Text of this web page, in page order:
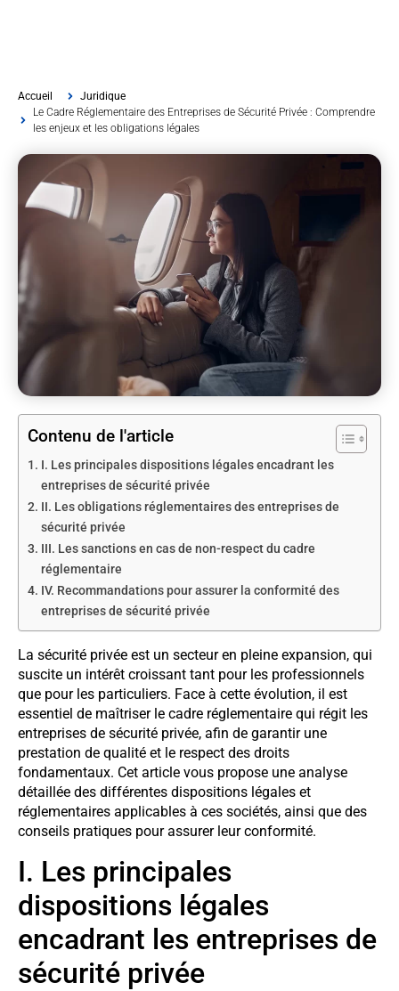
Accueil
Juridique
Le Cadre Réglementaire des Entreprises de Sécurité Privée : Comprendre
les enjeux et les obligations légales
Contenu de l'article
I. Les principales dispositions légales encadrant les
entreprises de sécurité privée
II. Les obligations réglementaires des entreprises de
sécurité privée
III. Les sanctions en cas de non-respect du cadre
réglementaire
IV. Recommandations pour assurer la conformité des
entreprises de sécurité privée
La sécurité privée est un secteur en pleine expansion, qui
suscite un intérêt croissant tant pour les professionnels
que pour les particuliers. Face à cette évolution, il est
essentiel de maîtriser le cadre réglementaire qui régit les
entreprises de sécurité privée, afin de garantir une
prestation de qualité et le respect des droits
fondamentaux. Cet article vous propose une analyse
détaillée des différentes dispositions légales et
réglementaires applicables à ces sociétés, ainsi que des
conseils pratiques pour assurer leur conformité.
I. Les principales
dispositions légales
encadrant les entreprises de
sécurité privée